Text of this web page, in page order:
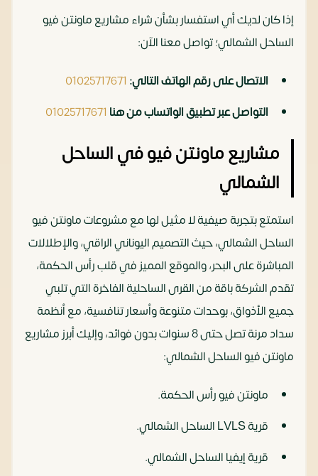
إذا كان لديك أي استفسار بشأن شراء مشاريع ماونتن فيو
الساحل الشمالي؛ تواصل معنا الآن:
الاتصال على رقم الهاتف التالي: 01025717671
التواصل عبر تطبيق الواتساب من هنا 01025717671
مشاريع ماونتن فيو في الساحل
الشمالي
استمتع بتجربة صيفية لا مثيل لها مع مشروعات ماونتن فيو
الساحل الشمالي، حيث التصميم اليوناني الراقي، والإطلالات
المباشرة على البحر، والموقع المميز في قلب رأس الحكمة،
تقدم الشركة باقة من القرى الساحلية الفاخرة التي تلبي
جميع الأذواق، بوحدات متنوعة وأسعار تنافسية، مع أنظمة
سداد مرنة تصل حتى 8 سنوات بدون فوائد، وإليك أبرز مشاريع
ماونتن فيو الساحل الشمالي:
ماونتن فيو رأس الحكمة.
قرية LVLS الساحل الشمالي.
قرية إيفيا الساحل الشمالي.